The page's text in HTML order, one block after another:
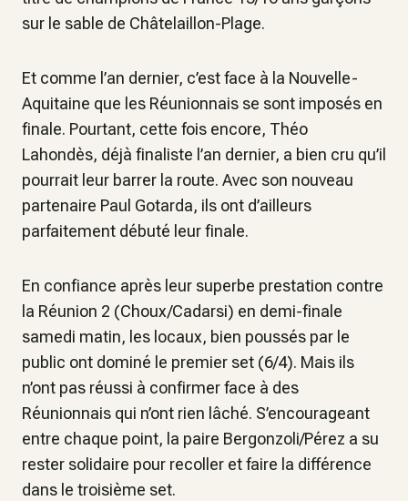
sur le sable de Châtelaillon-Plage.
Et comme l’an dernier, c’est face à la Nouvelle-
Aquitaine que les Réunionnais se sont imposés en
finale. Pourtant, cette fois encore, Théo
Lahondès, déjà finaliste l’an dernier, a bien cru qu’il
pourrait leur barrer la route. Avec son nouveau
partenaire Paul Gotarda, ils ont d’ailleurs
parfaitement débuté leur finale.
En confiance après leur superbe prestation contre
la Réunion 2 (Choux/Cadarsi) en demi-finale
samedi matin, les locaux, bien poussés par le
public ont dominé le premier set (6/4). Mais ils
n’ont pas réussi à confirmer face à des
Réunionnais qui n’ont rien lâché. S’encourageant
entre chaque point, la paire Bergonzoli/Pérez a su
rester solidaire pour recoller et faire la différence
dans le troisième set.